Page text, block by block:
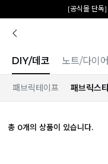
[공식몰 단독
DIY/데코 노트/다이
패브릭테이프 패브릭스
총 0개의 상품이 있습니다.